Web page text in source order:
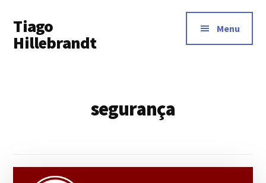
main
content
menu
Tiago
Hillebrandt
Menu
segurança